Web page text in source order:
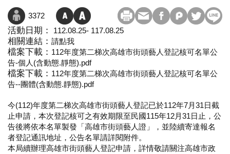
3372
活動日期： 112.08.25- 117.08.25
相關連結： 請點我
檔案下載： 112年度第二梯次高雄市街頭藝人登記核可名單公
告-個人(含動態.靜態).pdf
檔案下載： 112年度第二梯次高雄市街頭藝人登記核可名單公
告--團體(含動態.靜態).pdf
今(112)年度第二梯次高雄市街頭藝人登記已於112年7月31日截
止申請，本次登記核可之有效期限至民國115年12月31日止，公
告後將依本名單製發「高雄市街頭藝人證」，並陸續寄達報名
者登記通訊地址，公告名單請詳閱附件。
本局續辦理高雄市街頭藝人登記申請，詳情敬請關注高雄市政